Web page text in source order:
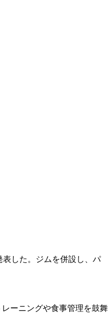
した。ジムを併設し、パ
ーニングや食事管理を鼓舞